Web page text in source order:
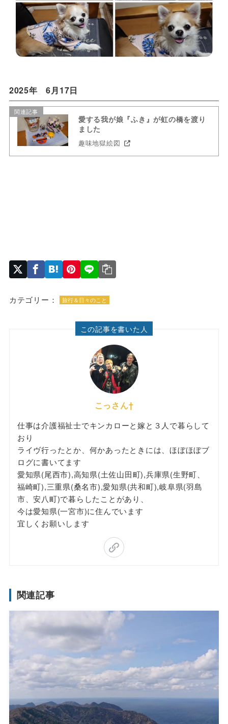
2025年 6月17日
関連記事
愛する我が娘『ふき』が虹の橋を渡り
ました
趣味地獄絵図
カテゴリー： 旅行＆日々のこと
この記事を書いた人
こっさん†
仕事は介護福祉士でキンカローと嫁と３人で暮らして
おり
ライヴ行ったとか、何かあったときには、ほぼほぼブ
ログに書いてます
愛知県(尾西市),高知県(土佐山田町),兵庫県(生野町、
福崎町),三重県(桑名市),愛知県(共和町),岐阜県(羽島
市、安八町)で暮らしたことがあり、
今は愛知県(一宮市)に住んでいます
宜しくお願いします
関連記事